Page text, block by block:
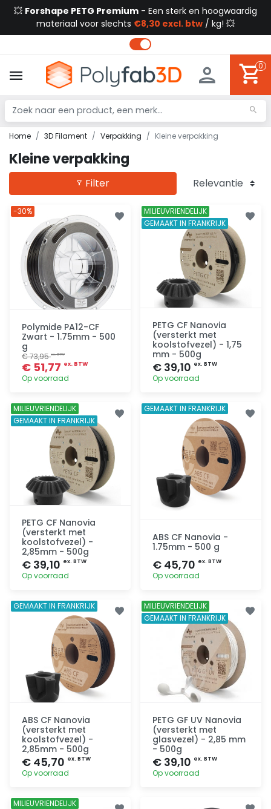
💥 Forshape PETG Premium - Een sterk en hoogwaardig
materiaal voor slechts €8,30 excl. btw / kg! 💥
0
Home 3D Filament Verpakking Kleine verpakking
Kleine verpakking
Filter
Polymide PA12-CF
Zwart - 1.75mm - 500
g
€ 73,95ex. BTW
€ 51,77 ex. BTW
Op voorraad
Toevoegen
-30%
PETG CF Nanovia
(versterkt met
koolstofvezel) - 1,75
mm - 500g
€ 39,10 ex. BTW
Op voorraad
Toevoegen
MILIEUVRIENDELIJK
GEMAAKT IN FRANKRIJK
PETG CF Nanovia
(versterkt met
koolstofvezel) -
2,85mm - 500g
€ 39,10 ex. BTW
Op voorraad
Toevoegen
MILIEUVRIENDELIJK
GEMAAKT IN FRANKRIJK
ABS CF Nanovia -
1.75mm - 500 g
€ 45,70 ex. BTW
Op voorraad
Toevoegen
GEMAAKT IN FRANKRIJK
ABS CF Nanovia
(versterkt met
koolstofvezel) -
2,85mm - 500g
€ 45,70 ex. BTW
Op voorraad
Toevoegen
GEMAAKT IN FRANKRIJK
PETG GF UV Nanovia
(versterkt met
glasvezel) - 2,85 mm
- 500g
€ 39,10 ex. BTW
Op voorraad
MILIEUVRIENDELIJK
GEMAAKT IN FRANKRIJK
MILIEUVRIENDELIJK